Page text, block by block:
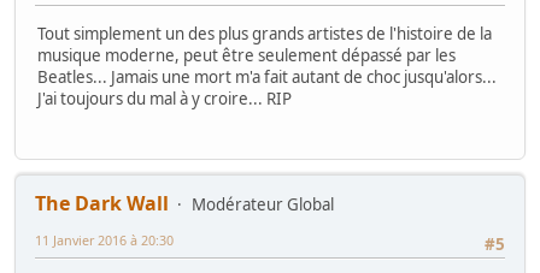
Tout simplement un des plus grands artistes de l'histoire de la
musique moderne, peut être seulement dépassé par les
Beatles... Jamais une mort m'a fait autant de choc jusqu'alors...
J'ai toujours du mal à y croire... RIP
The Dark Wall
Modérateur Global
#5
11 Janvier 2016 à 20:30